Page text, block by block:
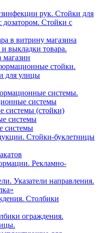
рук. Стойки для
Стойки с
в витрину магазина
выкладки товара.
магазин
стойки.
для улицы
системы.
системы
системы (стойки)
системы
системы
Стойки-буклетницы
Рекламно-
Указатели направления.
Столбики
ограждения.